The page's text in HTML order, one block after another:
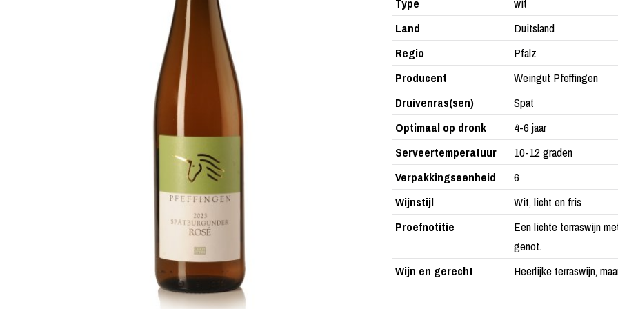
Land
Duitsland
Regio
Pfalz
Producent
Weingut Pfeffingen
Druivenras(sen)
Spat
Optimaal op dronk
4-6 jaar
Serveertemperatuur
10-12 graden
Verpakkingseenheid
6
Wijnstijl
Wit, licht en fris
Proefnotitie
Een lichte terraswijn
genot.
Wijn en gerecht
Heerlijke terraswijn,